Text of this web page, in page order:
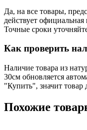
Да, на все товары,
действует
Точные сроки
Как проверить
Наличие товара из
30см обновляется
"Купить", значит товар
Похожие